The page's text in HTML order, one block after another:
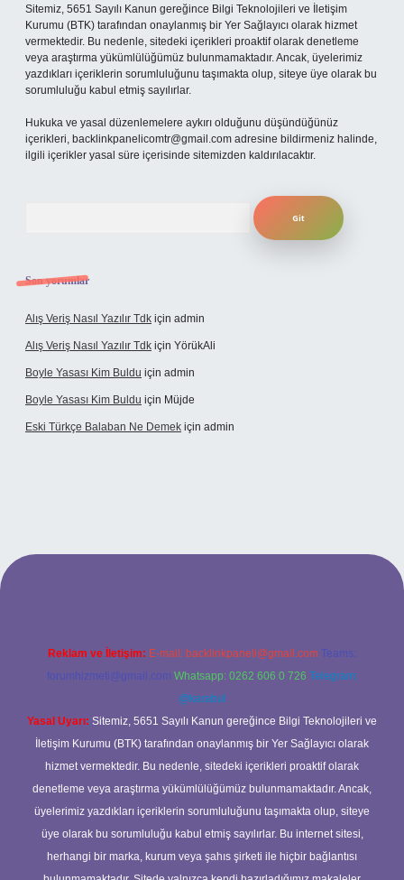
Sitemiz, 5651 Sayılı Kanun gereğince Bilgi Teknolojileri ve İletişim
Kurumu (BTK) tarafından onaylanmış bir Yer Sağlayıcı olarak hizmet
vermektedir. Bu nedenle, sitedeki içerikleri proaktif olarak denetleme
veya araştırma yükümlülüğümüz bulunmamaktadır. Ancak, üyelerimiz
yazdıkları içeriklerin sorumluluğunu taşımakta olup, siteye üye olarak bu
sorumluluğu kabul etmiş sayılırlar.
Hukuka ve yasal düzenlemelere aykırı olduğunu düşündüğünüz
içerikleri, backlinkpanelicomtr@gmail.com adresine bildirmeniz halinde,
ilgili içerikler yasal süre içerisinde sitemizden kaldırılacaktır.
Son yorumlar
Alış Veriş Nasıl Yazılır Tdk için admin
Alış Veriş Nasıl Yazılır Tdk için YörükAli
Boyle Yasası Kim Buldu için admin
Boyle Yasası Kim Buldu için Müjde
Eski Türkçe Balaban Ne Demek için admin
casino
Reklam ve İletişim: E-mail: backlinkpaneli@gmail.com Teams:
forumhizmeti@gmail.com Whatsapp: 0262 606 0 726 Telegram:
@karabul
Yasal Uyarı: Sitemiz, 5651 Sayılı Kanun gereğince Bilgi Teknolojileri ve
İletişim Kurumu (BTK) tarafından onaylanmış bir Yer Sağlayıcı olarak
hizmet vermektedir. Bu nedenle, sitedeki içerikleri proaktif olarak
denetleme veya araştırma yükümlülüğümüz bulunmamaktadır. Ancak,
üyelerimiz yazdıkları içeriklerin sorumluluğunu taşımakta olup, siteye
üye olarak bu sorumluluğu kabul etmiş sayılırlar. Bu internet sitesi,
herhangi bir marka, kurum veya şahıs şirketi ile hiçbir bağlantısı